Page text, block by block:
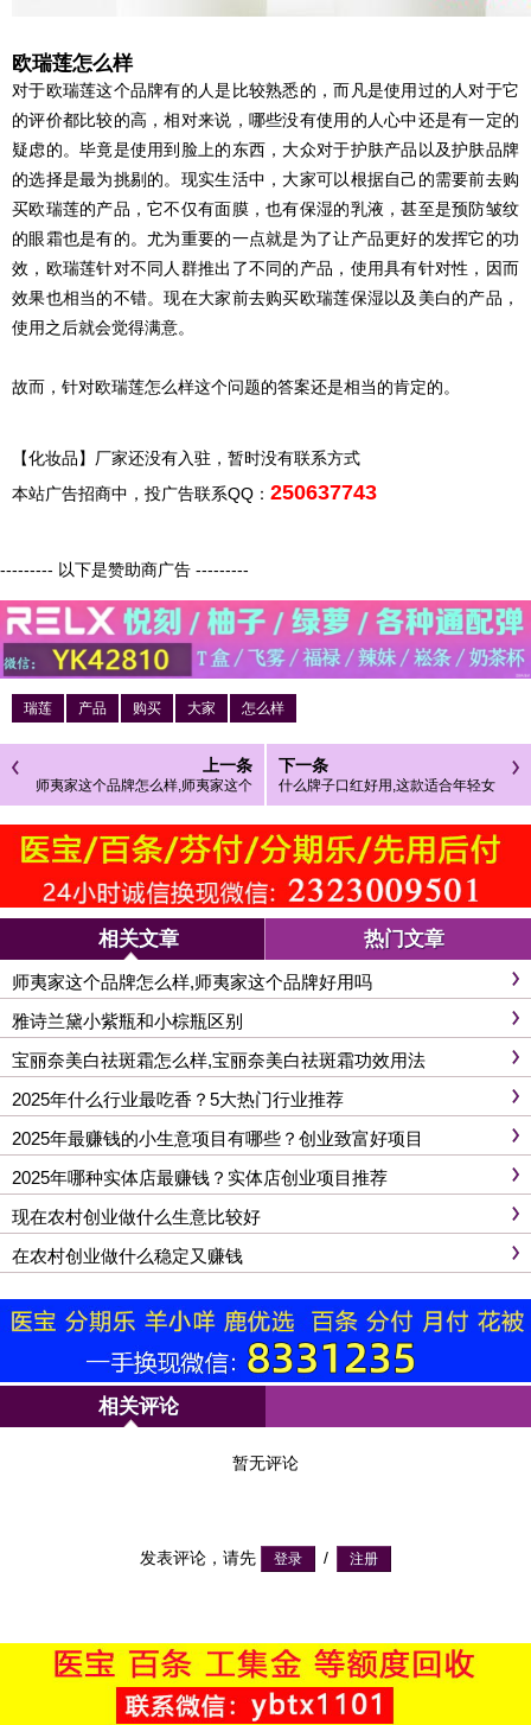
欧瑞莲怎么样
对于欧瑞莲这个品牌有的人是比较熟悉的，而凡是使用过的人对于它
的评价都比较的高，相对来说，哪些没有使用的人心中还是有一定的
疑虑的。毕竟是使用到脸上的东西，大众对于护肤产品以及护肤品牌
的选择是最为挑剔的。现实生活中，大家可以根据自己的需要前去购
买欧瑞莲的产品，它不仅有面膜，也有保湿的乳液，甚至是预防皱纹
的眼霜也是有的。尤为重要的一点就是为了让产品更好的发挥它的功
效，欧瑞莲针对不同人群推出了不同的产品，使用具有针对性，因而
效果也相当的不错。现在大家前去购买欧瑞莲保湿以及美白的产品，
使用之后就会觉得满意。
故而，针对欧瑞莲怎么样这个问题的答案还是相当的肯定的。
【化妆品】厂家还没有入驻，暂时没有联系方式
本站广告招商中，投广告联系QQ： 250637743
--------- 以下是赞助商广告 ---------
瑞莲 产品 购买 大家 怎么样
上一条
师夷家这个品牌怎么样,师夷家这个
品牌好用吗
下一条
什么牌子口红好用,这款适合年轻女
性使用
相关文章 热门文章
师夷家这个品牌怎么样,师夷家这个品牌好用吗
雅诗兰黛小紫瓶和小棕瓶区别
宝丽奈美白祛斑霜怎么样,宝丽奈美白祛斑霜功效用法
2025年什么行业最吃香？5大热门行业推荐
2025年最赚钱的小生意项目有哪些？创业致富好项目
2025年哪种实体店最赚钱？实体店创业项目推荐
现在农村创业做什么生意比较好
在农村创业做什么稳定又赚钱
相关评论
暂无评论
发表评论，请先 /